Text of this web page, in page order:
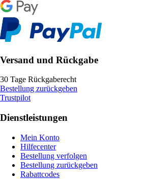
Versand und Rückgabe
30 Tage Rückgaberecht
Bestellung zurückgeben
Trustpilot
Dienstleistungen
Mein Konto
Hilfecenter
Bestellung verfolgen
Bestellung zurückgeben
Rabattcodes